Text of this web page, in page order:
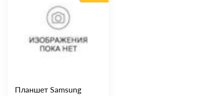
Планшет Samsung